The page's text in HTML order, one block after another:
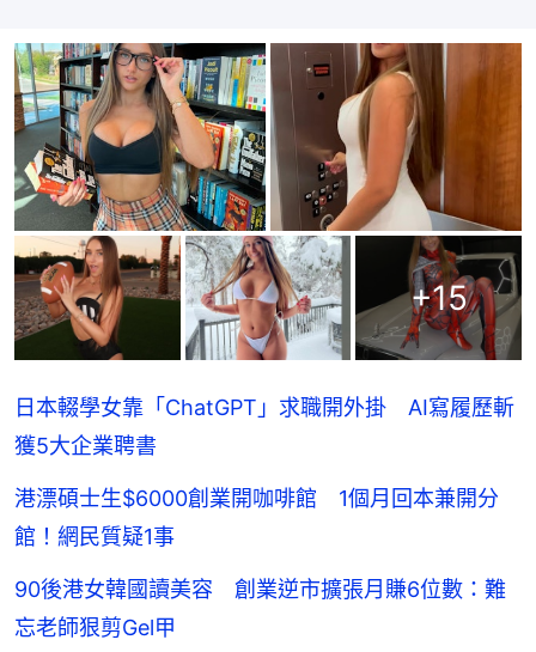
+15
日本輟學女靠「ChatGPT」求職開外掛 AI寫履歷斬
獲5大企業聘書
港漂碩士生$6000創業開咖啡館 1個月回本兼開分
館！網民質疑1事
90後港女韓國讀美容 創業逆市擴張月賺6位數：難
忘老師狠剪Gel甲